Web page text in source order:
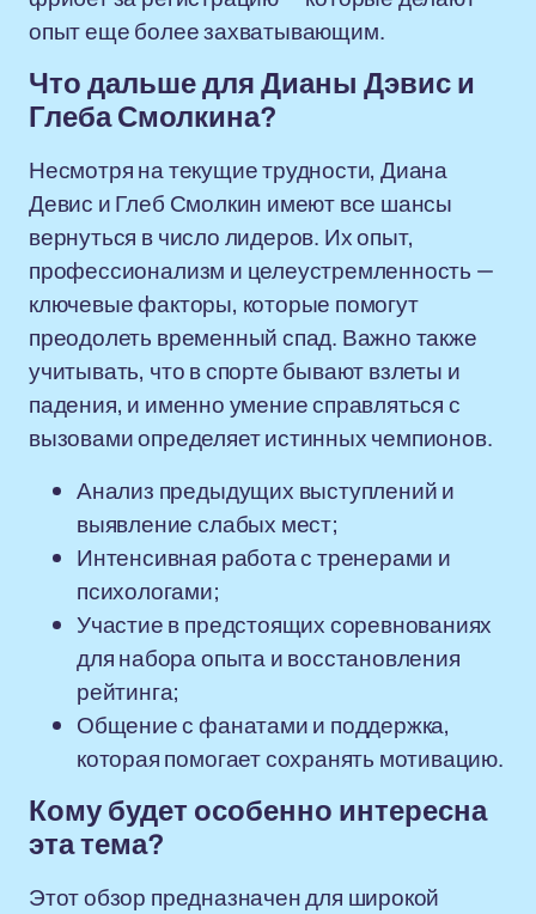
опыт еще более захватывающим.
Что дальше для Дианы Дэвис и
Глеба Смолкина?
Несмотря на текущие трудности, Диана
Девис и Глеб Смолкин имеют все шансы
вернуться в число лидеров. Их опыт,
профессионализм и целеустремленность —
ключевые факторы, которые помогут
преодолеть временный спад. Важно также
учитывать, что в спорте бывают взлеты и
падения, и именно умение справляться с
вызовами определяет истинных чемпионов.
Анализ предыдущих выступлений и
выявление слабых мест;
Интенсивная работа с тренерами и
психологами;
Участие в предстоящих соревнованиях
для набора опыта и восстановления
рейтинга;
Общение с фанатами и поддержка,
которая помогает сохранять мотивацию.
Кому будет особенно интересна
эта тема?
Этот обзор предназначен для широкой